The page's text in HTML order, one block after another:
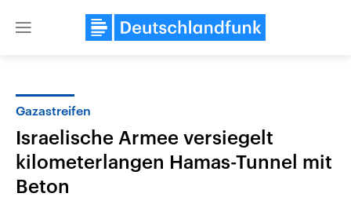
Close
Gazastreifen
Israelische Armee versiegelt
kilometerlangen Hamas-Tunnel mit
Beton